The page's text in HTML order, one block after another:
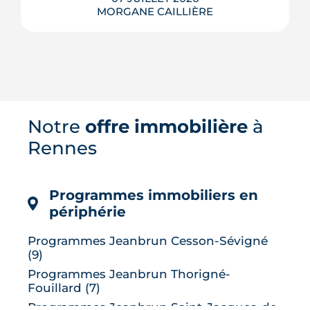
MORGANE CAILLIÈRE
de valeur immobilière. Plus-value
possible, risque de décote, limites du
DPE, atout du neuf : ce qu'il faut savoir
LIRE L'ARTICLE
Notre offre immobilière à
Rennes
Programmes immobiliers en
périphérie
Programmes Jeanbrun Cesson-Sévigné
(9)
Programmes Jeanbrun Thorigné-
Fouillard (7)